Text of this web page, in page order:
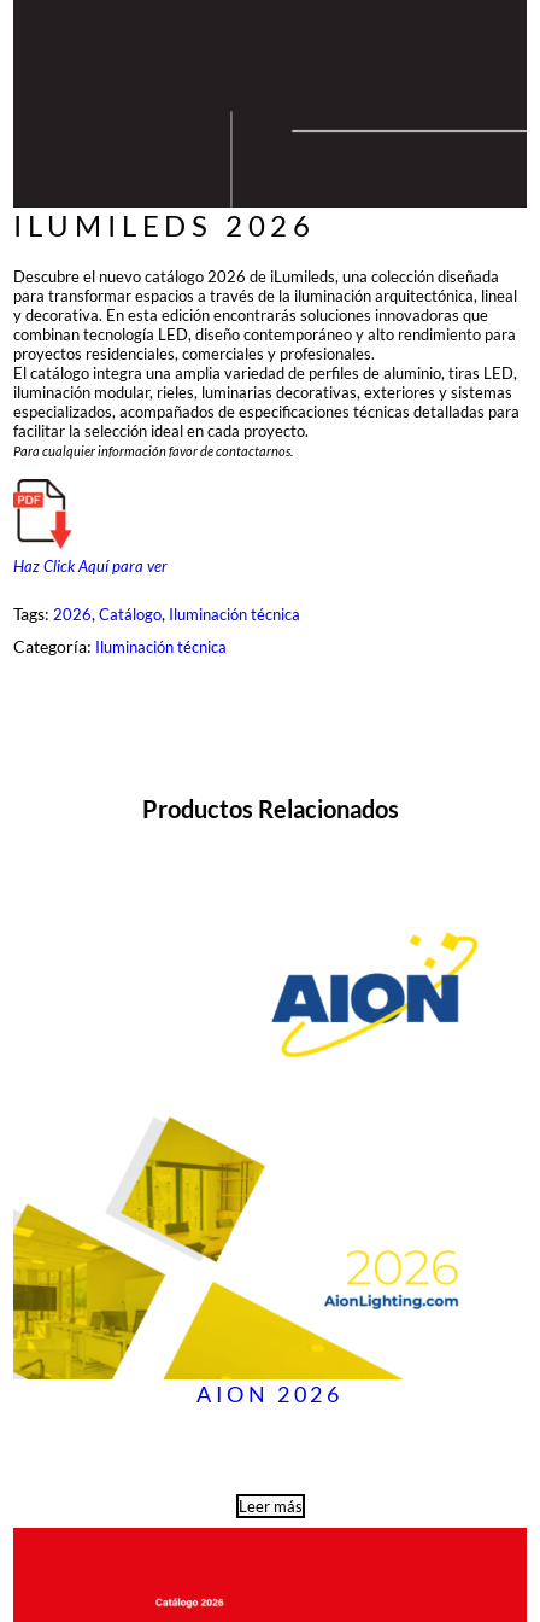
ILUMILEDS 2026
Descubre el nuevo catálogo 2026 de iLumileds, una colección diseñada
para transformar espacios a través de la iluminación arquitectónica, lineal
y decorativa. En esta edición encontrarás soluciones innovadoras que
combinan tecnología LED, diseño contemporáneo y alto rendimiento para
proyectos residenciales, comerciales y profesionales.
El catálogo integra una amplia variedad de perfiles de aluminio, tiras LED,
iluminación modular, rieles, luminarias decorativas, exteriores y sistemas
especializados, acompañados de especificaciones técnicas detalladas para
facilitar la selección ideal en cada proyecto.
Para cualquier información favor de contactarnos.
Haz Click Aquí para ver
Tags: 2026, Catálogo, Iluminación técnica
Categoría: Iluminación técnica
Productos Relacionados
AION 2026
Leer más